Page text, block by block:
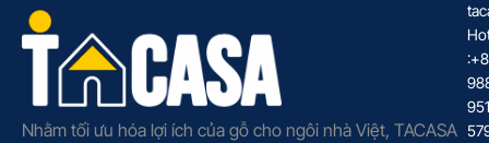
Nhằm tối ưu hóa lợi ích của gỗ cho ngôi nhà Việt, TACASA
951